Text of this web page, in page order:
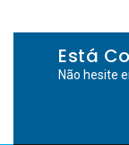
Está
Não hesite